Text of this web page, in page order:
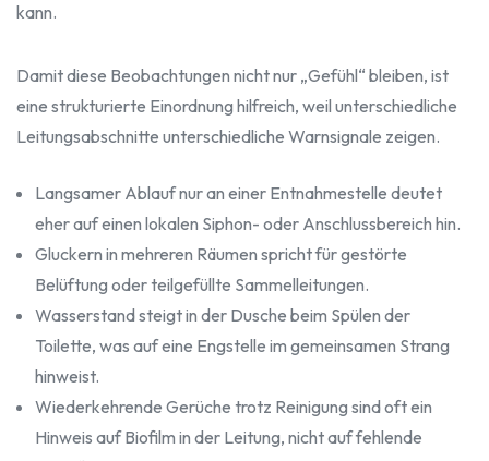
kann.
Damit diese Beobachtungen nicht nur „Gefühl“ bleiben, ist
eine strukturierte Einordnung hilfreich, weil unterschiedliche
Leitungsabschnitte unterschiedliche Warnsignale zeigen.
Langsamer Ablauf nur an einer Entnahmestelle deutet
eher auf einen lokalen Siphon- oder Anschlussbereich hin.
Gluckern in mehreren Räumen spricht für gestörte
Belüftung oder teilgefüllte Sammelleitungen.
Wasserstand steigt in der Dusche beim Spülen der
Toilette, was auf eine Engstelle im gemeinsamen Strang
hinweist.
Wiederkehrende Gerüche trotz Reinigung sind oft ein
Hinweis auf Biofilm in der Leitung, nicht auf fehlende